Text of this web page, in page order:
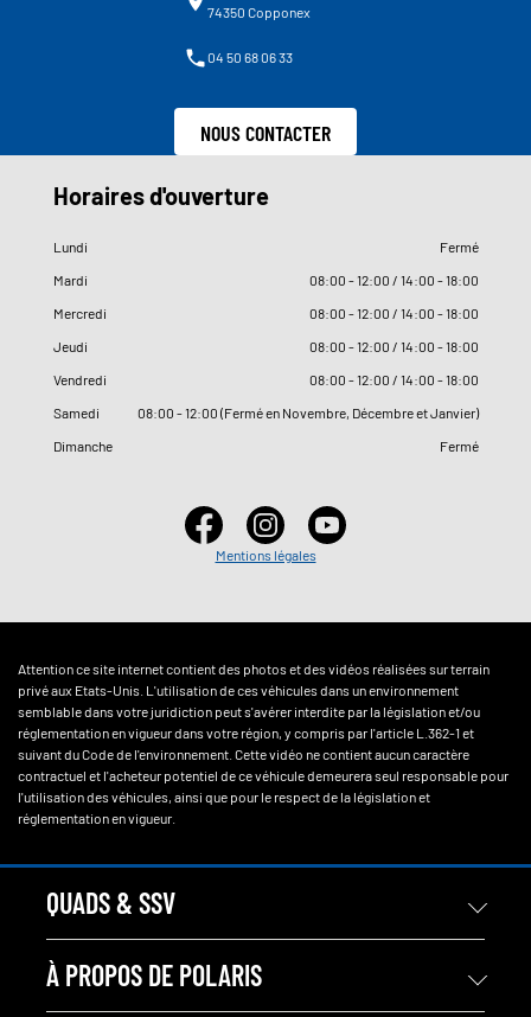
74350 Copponex
04 50 68 06 33
NOUS CONTACTER
Horaires d'ouverture
Lundi
Fermé
Mardi
08:00 - 12:00 / 14:00 - 18:00
Mercredi
08:00 - 12:00 / 14:00 - 18:00
Jeudi
08:00 - 12:00 / 14:00 - 18:00
Vendredi
08:00 - 12:00 / 14:00 - 18:00
Samedi
08:00 - 12:00 (Fermé en Novembre, Décembre et Janvier)
Dimanche
Fermé
Mentions légales
Attention ce site internet contient des photos et des vidéos réalisées sur terrain
privé aux Etats-Unis. L'utilisation de ces véhicules dans un environnement
semblable dans votre juridiction peut s'avérer interdite par la législation et/ou
réglementation en vigueur dans votre région, y compris par l'article L.362-1 et
suivant du Code de l'environnement. Cette vidéo ne contient aucun caractère
contractuel et l'acheteur potentiel de ce véhicule demeurera seul responsable pour
l'utilisation des véhicules, ainsi que pour le respect de la législation et
réglementation en vigueur.
QUADS & SSV
À PROPOS DE POLARIS